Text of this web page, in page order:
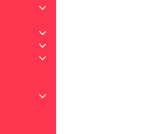
+
+
+
+
+